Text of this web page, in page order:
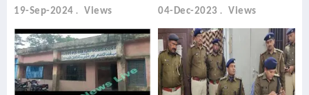
19-Sep-2024 Views 04-Dec-2023 Views